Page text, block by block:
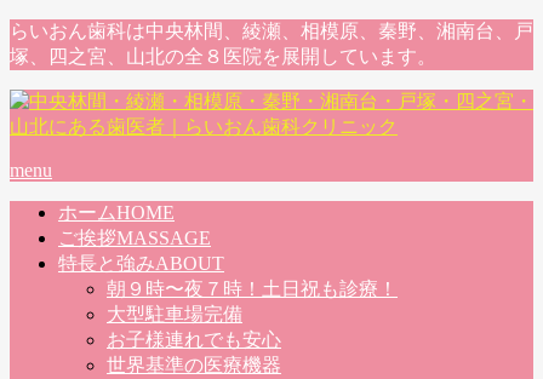
らいおん歯科は中央林間、綾瀬、相模原、秦野、湘南台、戸
塚、四之宮、山北の全８医院を展開しています。
menu
ホームHOME
ご挨拶MASSAGE
特長と強みABOUT
朝９時〜夜７時！土日祝も診療！
大型駐車場完備
お子様連れでも安心
世界基準の医療機器